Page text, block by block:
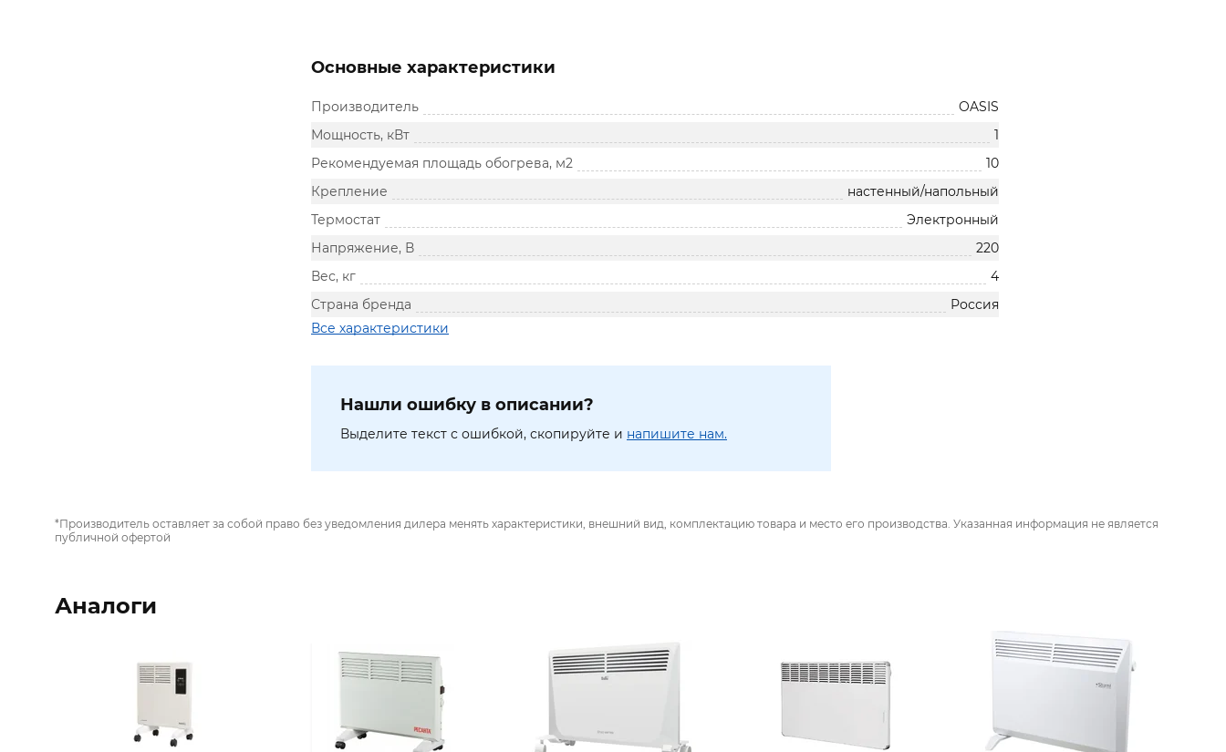
Основные характеристики
Производитель
OASIS
Мощность, кВт
1
Рекомендуемая площадь обогрева, м2
10
Крепление
настенный/напольный
Термостат
Электронный
Напряжение, В
220
Вес, кг
4
Страна бренда
Россия
Все характеристики
Нашли ошибку в описании?
Выделите текст с ошибкой, скопируйте и напишите нам.
*Производитель оставляет за собой право без уведомления дилера менять характеристики, внешний вид, комплектацию товара и место его производства. Указанная информация не является
публичной офертой
Аналоги